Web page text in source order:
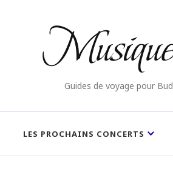
Guides de voyage pour
LES PROCHAINS CONCERTS